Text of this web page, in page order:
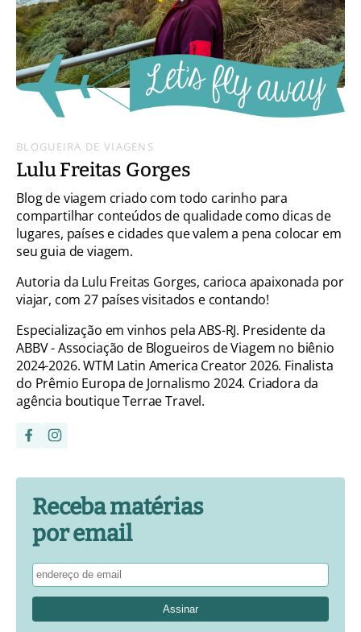
BLOGUEIRA DE VIAGENS
Lulu Freitas Gorges
Blog de viagem criado com todo carinho para
compartilhar conteúdos de qualidade como dicas de
lugares, países e cidades que valem a pena colocar em
seu guia de viagem.
Autoria da Lulu Freitas Gorges, carioca apaixonada por
viajar, com 27 países visitados e contando!
Especialização em vinhos pela ABS-RJ. Presidente da
ABBV - Associação de Blogueiros de Viagem no biênio
2024-2026. WTM Latin America Creator 2026. Finalista
do Prêmio Europa de Jornalismo 2024. Criadora da
agência boutique Terrae Travel.
Receba matérias
por email